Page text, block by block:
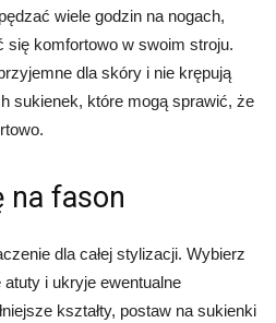
wiele godzin na nogach,
się komfortowo w swoim stroju.
dla skóry i nie krępują
sukienek, które mogą sprawić, że
na fason
dla całej stylizacji. Wybierz
i ukryje ewentualne
kształty, postaw na sukienki